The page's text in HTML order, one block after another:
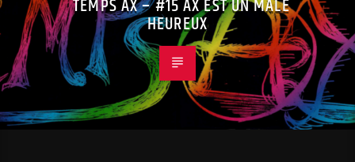
TEMPS AX – #15 AX EST UN MÂLE
HEUREUX